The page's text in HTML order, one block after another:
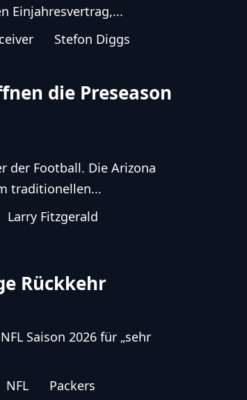
Einjahresvertrag,...
Stefon Diggs
die Preseason
der Football. Die Arizona
traditionellen...
Larry Fitzgerald
Rückkehr
Saison 2026 für „sehr
NFL
Packers